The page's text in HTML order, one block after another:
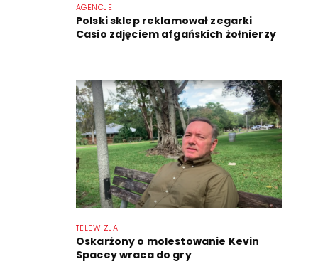
AGENCJE
Polski sklep reklamował zegarki
Casio zdjęciem afgańskich żołnierzy
TELEWIZJA
Oskarżony o molestowanie Kevin
Spacey wraca do gry